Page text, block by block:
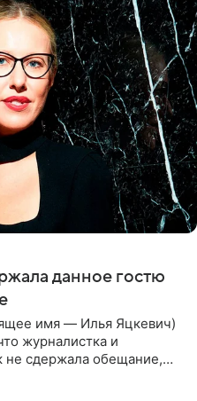
данное гостю
имя — Илья Яцкевич)
журналистка и
не сдержала обещание,